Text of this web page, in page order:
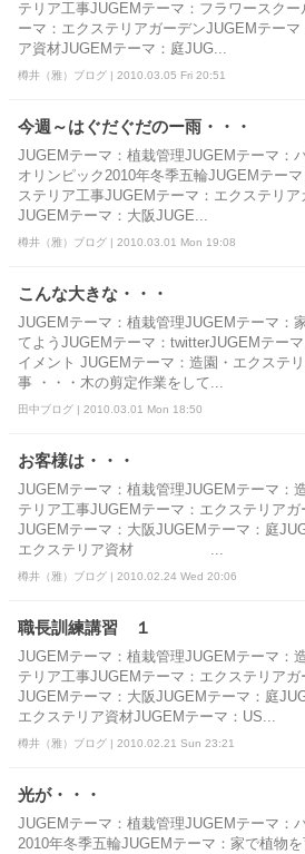
テリア工事JUGEMテーマ：フラワースクー
ーマ：エクステリアガーデンJUGEMテーマ
ア資材JUGEMテーマ：庭JUG...
樽井（雅）ブログ | 2010.03.05 Fri 20:51
今週～はぐだぐだのー雨・・・
JUGEMテーマ：植栽管理JUGEMテーマ：
オリンピック2010年冬季五輪JUGEMテー
ステリア工事JUGEMテーマ：エクステリア
JUGEMテーマ：大阪JUGE...
樽井（雅）ブログ | 2010.03.01 Mon 19:08
こんな大きな・・・
JUGEMテーマ：植栽管理JUGEMテーマ：
てようJUGEMテーマ：twitterJUGEMテー
イメント JUGEMテーマ：造園・エクステ
事 ・・・木の剪定作業をして...
田中ブログ | 2010.03.01 Mon 18:50
お客様は・・・
JUGEMテーマ：植栽管理JUGEMテーマ：
テリア工事JUGEMテーマ：エクステリアガ
JUGEMテーマ：大阪JUGEMテーマ：庭
エクステリア資材 ...
樽井（雅）ブログ | 2010.02.24 Wed 20:06
職長訓練講習 １
JUGEMテーマ：植栽管理JUGEMテーマ：
テリア工事JUGEMテーマ：エクステリアガ
JUGEMテーマ：大阪JUGEMテーマ：庭
エクステリア資材JUGEMテーマ：US...
樽井（雅）ブログ | 2010.02.21 Sun 23:21
光が・・・
JUGEMテーマ：植栽管理JUGEMテーマ：
2010年冬季五輪JUGEMテーマ：家で植物